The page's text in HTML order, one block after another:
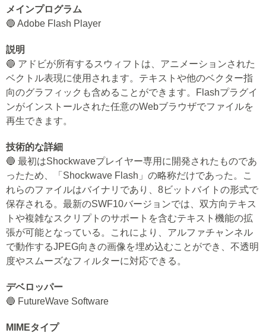
メインプログラム
🔵 Adobe Flash Player
説明
🔵 アドビが所有するスウィフトは、アニメーションされた
ベクトル表現に使用されます。テキストや他のベクター指
向のグラフィックも含めることができます。Flashプラグイ
ンがインストールされた任意のWebブラウザでファイルを
再生できます。
技術的な詳細
🔵 最初はShockwaveプレイヤー専用に開発されたものであ
ったため、「Shockwave Flash」の略称だけであった。こ
れらのファイルはバイナリであり、8ビットバイトの形式で
保存される。最新のSWF10バージョンでは、双方向テキス
トや複雑なスクリプトのサポートを含むテキスト機能の拡
張が可能となっている。これにより、アルファチャンネル
で動作するJPEG向きの画像を埋め込むことができ、不透明
度やスムーズなフィルターに対応できる。
デベロッパー
🔵 FutureWave Software
MIMEタイプ